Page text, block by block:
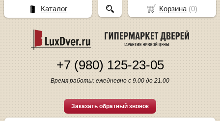
+7 (980) 125-23-05
Время работы: ежедневно с 9.00 до 21.00
Заказать обратный звонок
Корзина(0)
Каталог